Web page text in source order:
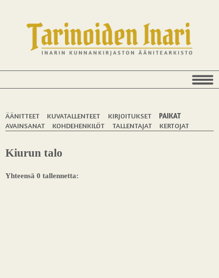
ÄÄNITTEET KUVATALLENTEET KIRJOITUKSET
PAIKAT
AVAINSANAT
KOHDEHENKILÖT TALLENTAJAT KERTOJAT
Kiurun talo
Yhteensä 0 tallennetta: